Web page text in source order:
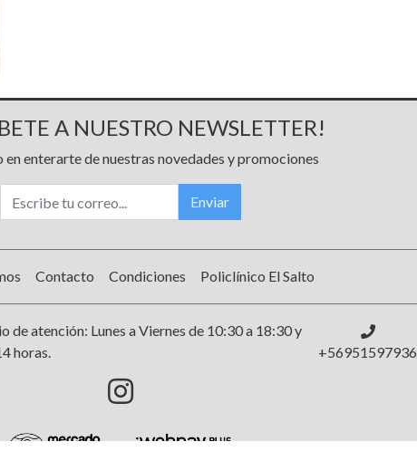
A NUESTRO NEWSLETTER!
en enterarte de nuestras novedades y promociones
Enviar
Contacto Condiciones Policlínico El Salto
atención: Lunes a Viernes de 10:30 a 18:30 y
horas.
+56951597936